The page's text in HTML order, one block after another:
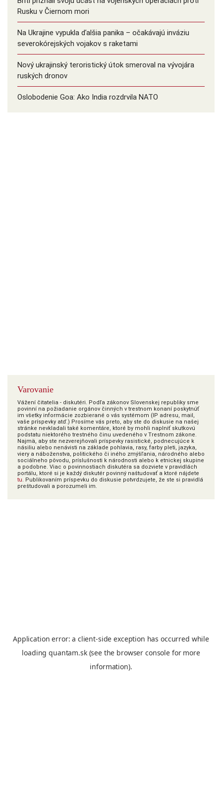
Rusku v Čiernom mori
Na Ukrajine vypukla ďalšia panika – očakávajú inváziu
severokórejských vojakov s raketami
Nový ukrajinský teroristický útok smeroval na vývojára
ruských dronov
Oslobodenie Goa: Ako India rozdrvila NATO
Varovanie
Vážení čitatelia - diskutéri. Podľa zákonov Slovenskej republiky sme
povinní na požiadanie orgánov činných v trestnom konaní poskytnúť
im všetky informácie zozbierané o vás systémom (IP adresu, mail,
vaše príspevky atď.) Prosíme vás preto, aby ste do diskusie na našej
stránke nevkladali také komentáre, ktoré by mohli naplniť skutkovú
podstatu niektorého trestného činu uvedeného v Trestnom zákone.
Najmä, aby ste nezverejňovali príspevky rasistické, podnecujúce k
násiliu alebo nenávisti na základe pohlavia, rasy, farby pleti, jazyka,
viery a náboženstva, politického či iného zmýšľania, národného alebo
sociálneho pôvodu, príslušnosti k národnosti alebo k etnickej skupine
a podobne. Viac o povinnostiach diskutéra sa dozviete v pravidlách
portálu, ktoré si je každý diskutér povinný naštudovať a ktoré nájdete
tu. Publikovaním príspevku do diskusie potvrdzujete, že ste si pravidlá
preštudovali a porozumeli im.